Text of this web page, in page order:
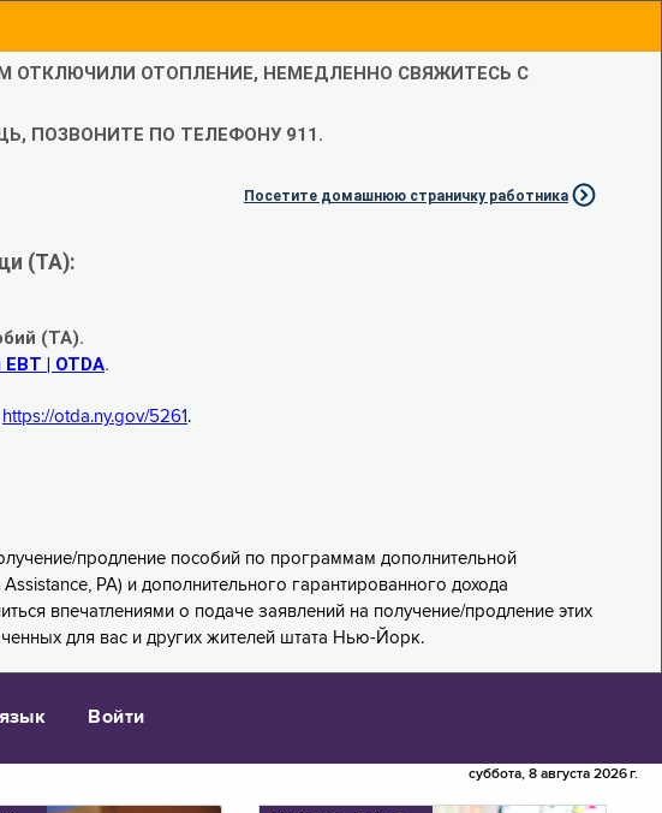
ОТКЛЮЧИЛИ ОТОПЛЕНИЕ, НЕМЕДЛЕННО СВЯЖИТЕСЬ С
ПОЗВОНИТЕ ПО ТЕЛЕФОНУ 911.
Посетите домашнюю страничку работника
(TA):
(TA).
| OTDA.
https://otda.ny.gov/5261 .
продление пособий по программам дополнительной
PA) и дополнительного гарантированного дохода
впечатлениями о подаче заявлений на получение/продление этих
для вас и других жителей штата Нью-Йорк.
Войти
суббота, 8 августа 2026 г.